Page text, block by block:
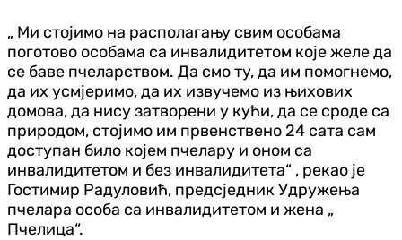
„ Ми стојимо на располагању свим особама
поготово особама са инвалидитетом које желе да
се баве пчеларством. Да смо ту, да им помогнемо,
да их усмјеримо, да их извучемо из њихових
домова, да нису затворени у кући, да се сроде са
природом, стојимо им првенствено 24 сата сам
доступан било којем пчелару и оном са
инвалидитетом и без инвалидитета“ , рекао је
Гостимир Радуловић, предсједник Удружења
пчелара особа са инвалидитетом и жена „
Пчелица“.